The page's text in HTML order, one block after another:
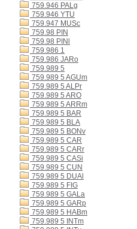
759.946 PALg
759.946 YTU
759.947 MUSc
759.98 PIN
759.98 PINl
759.986 1
759.986 JARo
759.989 5
759.989 5 AGUm
759.989 5 ALPr
759.989 5 ARO
759.989 5 ARRm
759.989 5 BAR
759.989 5 BLA
759.989 5 BONv
759.989 5 CAR
759.989 5 CARr
759.989 5 CASi
759.989 5 CUN
759.989 5 DUAl
759.989 5 FIG
759.989 5 GALa
759.989 5 GARp
759.989 5 HABm
759.989 5 INTm